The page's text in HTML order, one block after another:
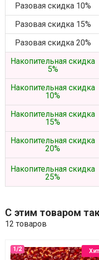
Разовая скидка 10%
Разовая скидка 15%
Разовая скидка 20%
Накопительная скидка
5%
Накопительная скидка
10%
Накопительная скидка
15%
Накопительная скидка
20%
Накопительная скидка
25%
С этим товаром
12 товаров